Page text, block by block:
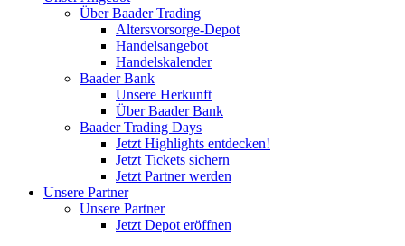
Über Baader Trading
Altersvorsorge-Depot
Handelsangebot
Handelskalender
Baader Bank
Unsere Herkunft
Über Baader Bank
Baader Trading Days
Jetzt Highlights entdecken!
Jetzt Tickets sichern
Jetzt Partner werden
Unsere Partner
Unsere Partner
Jetzt Depot eröffnen